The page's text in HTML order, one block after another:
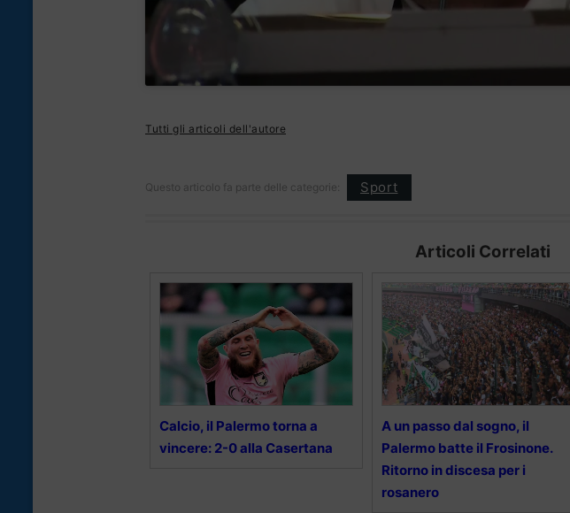
Tutti gli articoli dell'autore
Questo articolo fa parte delle categorie: Sport
Articoli Correlati
Calcio, il Palermo torna a
vincere: 2-0 alla Casertana
A un passo dal sogno, il
Palermo batte il Frosinone.
Ritorno in discesa per i
rosanero